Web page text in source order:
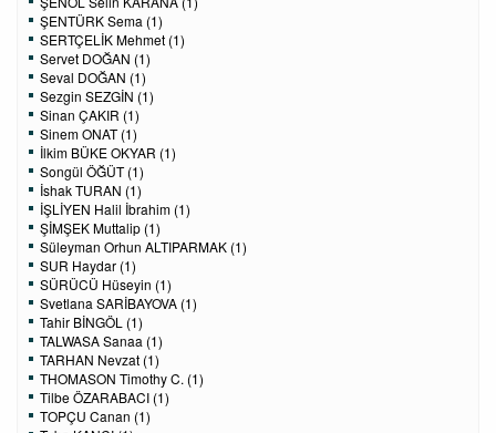
ŞENTÜRK Sema (1)
SERTÇELİK Mehmet (1)
Servet DOĞAN (1)
Seval DOĞAN (1)
Sezgin SEZGİN (1)
Sinan ÇAKIR (1)
Sinem ONAT (1)
İlkim BÜKE OKYAR (1)
Songül ÖĞÜT (1)
İshak TURAN (1)
İŞLİYEN Halil İbrahim (1)
ŞİMŞEK Muttalip (1)
Süleyman Orhun ALTIPARMAK (1)
SUR Haydar (1)
SÜRÜCÜ Hüseyin (1)
Svetlana SARİBAYOVA (1)
Tahir BİNGÖL (1)
TALWASA Sanaa (1)
TARHAN Nevzat (1)
THOMASON Timothy C. (1)
Tilbe ÖZARABACI (1)
TOPÇU Canan (1)